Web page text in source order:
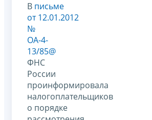
В письме
от 12.01.2012
№
ОА-4-
13/85@
ФНС
России
проинформировала
налогоплательщиков
о порядке